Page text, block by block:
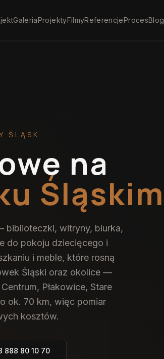
GaleriaProjektyFilmyReferencjeProcesBlog
ŚLĄSK
na
Śląskim
biblioteczki, witryny, biurka,
do pokoju dziecięcego i
i meble, które rosną
Śląski oraz okolice —
Płakowice, Stare
ok. 70 km, więc pomiar
kosztów.
888 80 10 70